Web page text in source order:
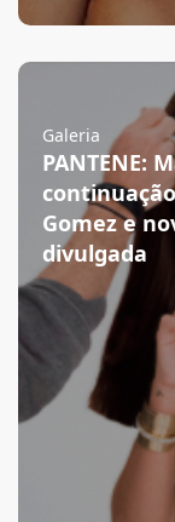
Galeria
PANTENE:
Gomez e
divulgada